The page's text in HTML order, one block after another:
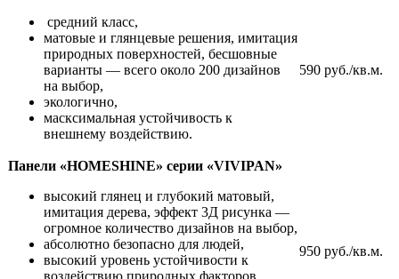
средний класс,
матовые и глянцевые решения, имитация
природных поверхностей, бесшовные
варианты — всего около 200 дизайнов
на выбор,
экологично,
масксимальная устойчивость к
внешнему воздействию.
590 руб./кв.м.
Панели «HOMESHINE» серии «VIVIPAN»
высокий глянец и глубокий матовый,
имитация дерева, эффект 3Д рисунка —
огромное количество дизайнов на выбор,
абсолютно безопасно для людей,
высокий уровень устойчивости к
воздействию природных факторов,
950 руб./кв.м.